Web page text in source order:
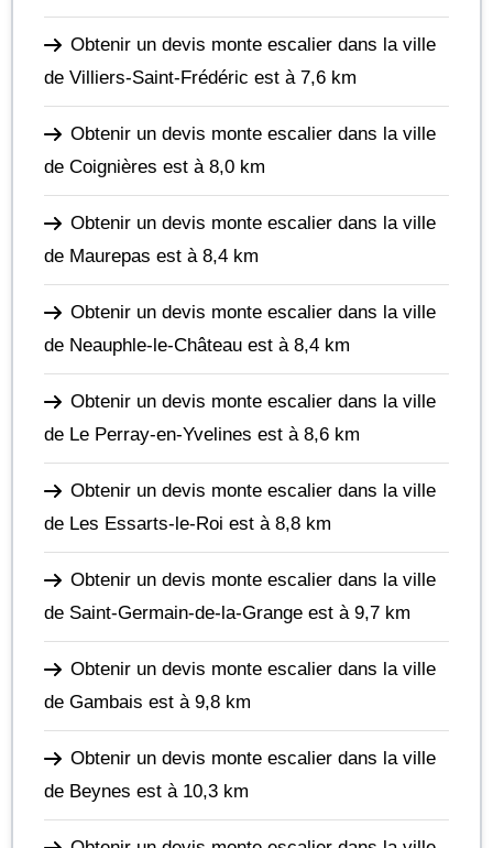
Obtenir un devis monte escalier dans la ville
de Villiers-Saint-Frédéric est à 7,6 km
Obtenir un devis monte escalier dans la ville
de Coignières est à 8,0 km
Obtenir un devis monte escalier dans la ville
de Maurepas est à 8,4 km
Obtenir un devis monte escalier dans la ville
de Neauphle-le-Château est à 8,4 km
Obtenir un devis monte escalier dans la ville
de Le Perray-en-Yvelines est à 8,6 km
Obtenir un devis monte escalier dans la ville
de Les Essarts-le-Roi est à 8,8 km
Obtenir un devis monte escalier dans la ville
de Saint-Germain-de-la-Grange est à 9,7 km
Obtenir un devis monte escalier dans la ville
de Gambais est à 9,8 km
Obtenir un devis monte escalier dans la ville
de Beynes est à 10,3 km